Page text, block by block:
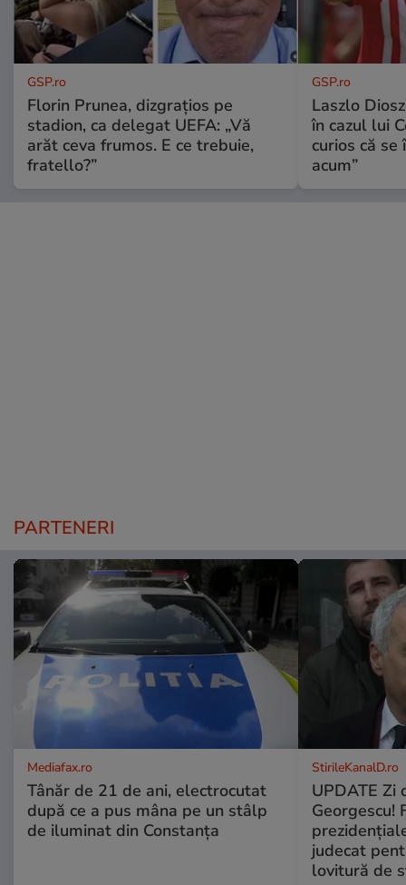
GSP.ro
Florin Prunea, dizgrațios pe
stadion, ca delegat UEFA: „Vă
arăt ceva frumos. E ce trebuie,
fratello?”
GSP.ro
Laszlo
în cazul lui
curios că
acum”
PARTENERI
Mediafax.ro
Tânăr de 21 de ani, electrocutat
după ce a pus mâna pe un stâlp
de iluminat din Constanța
StirileKanalD.ro
UPDATE Zi
Georgescu!
judecat
lovitură de